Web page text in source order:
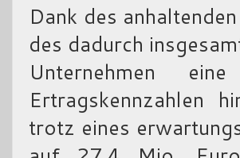
Dank des
des dadurch
Unternehmen
Ertragskennzahlen
trotz eines